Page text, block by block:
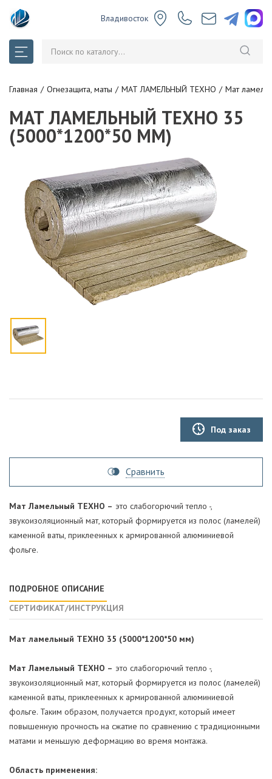
Владивосток
Главная Огнезащита, маты МАТ ЛАМЕЛЬНЫЙ ТЕХНО Мат
МАТ ЛАМЕЛЬНЫЙ ТЕХНО 35
(5000*1200*50 ММ)
Под заказ
Сравнить
Мат Ламельный ТЕХНО – это слабогорючий тепло -,
звукоизоляционный мат, который формируется из полос (ламелей)
каменной ваты, приклеенных к армированной алюминиевой
фольге.
ПОДРОБНОЕ ОПИСАНИЕ
СЕРТИФИКАТ/ИНСТРУКЦИЯ
Мат ламельный ТЕХНО 35 (5000*1200*50 мм)
Мат Ламельный ТЕХНО – это слабогорючий тепло -,
звукоизоляционный мат, который формируется из полос (ламелей)
каменной ваты, приклеенных к армированной алюминиевой
фольге. Таким образом, получается продукт, который имеет
повышенную прочность на сжатие по сравнению с традиционными
матами и меньшую деформацию во время монтажа.
Область применения: